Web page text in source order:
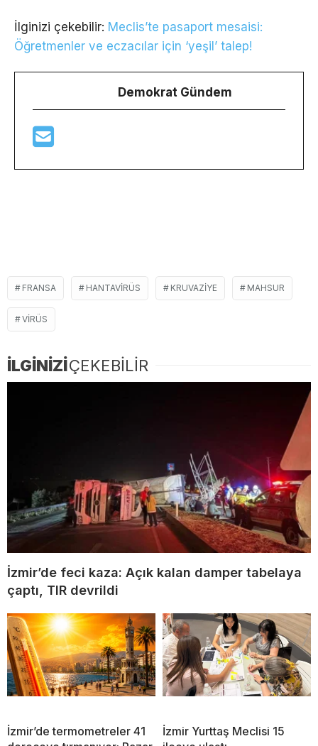
İlginizi çekebilir: Meclis’te pasaport mesaisi:
Öğretmenler ve eczacılar için ‘yeşil’ talep!
Demokrat Gündem
FRANSA HANTAVIRÜS KRUVAZIYE MAHSUR
VIRÜS
İLGİNİZİÇEKEBİLİR
İzmir’de feci kaza: Açık kalan damper tabelaya
çaptı, TIR devrildi
İzmir’de termometreler 41
İzmir Yurttaş Meclisi 15